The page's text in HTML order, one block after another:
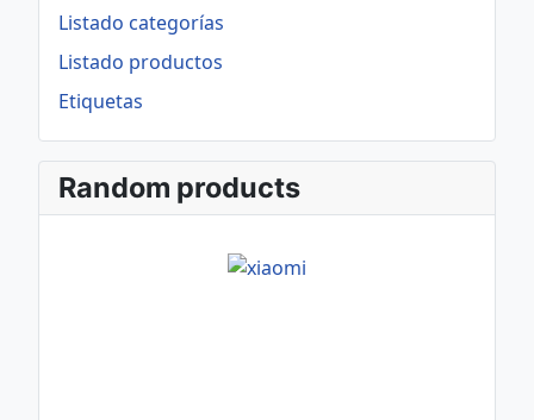
Listado categorías
Listado productos
Etiquetas
Random products